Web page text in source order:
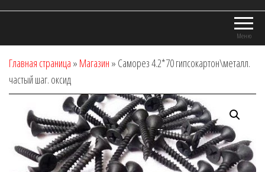
Меню
Главная страница » Магазин » Саморез 4.2*70 гипсокартон\металл.
частый шаг. оксид